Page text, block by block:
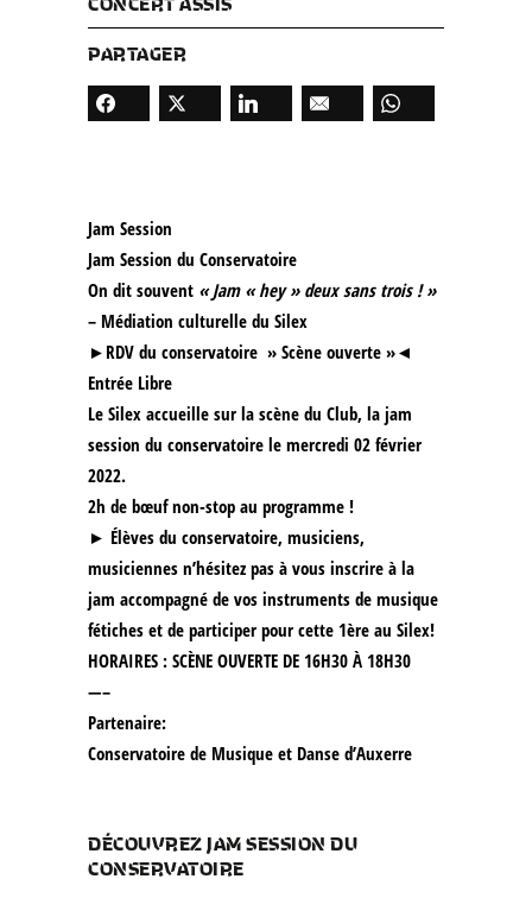
PARTAGER
Jam Session
Jam Session du Conservatoire
On dit souvent « Jam « hey » deux sans trois ! »
– Médiation culturelle du Silex
►RDV du conservatoire » Scène ouverte »◄
Entrée Libre
Le Silex accueille sur la scène du Club, la jam
session du conservatoire le mercredi 02 février
2022.
2h de bœuf non-stop au programme !
► Élèves du conservatoire, musiciens,
musiciennes n’hésitez pas à vous inscrire à la
jam accompagné de vos instruments de musique
fétiches et de participer pour cette 1ère au Silex!
HORAIRES : SCÈNE OUVERTE DE 16H30 À 18H30
—–
Partenaire:
Conservatoire de Musique et Danse d’Auxerre
DÉCOUVREZ JAM SESSION DU
CONSERVATOIRE